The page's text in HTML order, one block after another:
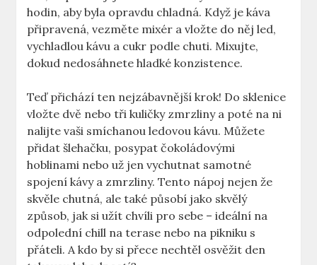
hodin, aby byla opravdu chladná. Když je káva‍
připravená, vezměte mixér a vložte do něj led,
vychladlou kávu a⁣ cukr podle chuti. Mixujte,
dokud nedosáhnete⁣ hladké konzistence.
Teď přichází ten nejzábavnější krok! ‍Do sklenice
vložte dvě nebo tři kuličky zmrzliny a poté na ni
nalijte ⁢vaši smíchanou‌ ledovou kávu. Můžete
přidat ⁢šlehačku, posypat čokoládovými
hoblinami nebo už jen vychutnat samotné
spojení ‍kávy a zmrzliny. Tento nápoj nejen že
skvěle chutná, ale také působí jako skvělý
způsob,⁤ jak si užít chvíli pro sebe – ideální na
odpolední ⁤chill na⁢ terase nebo⁣ na pikniku s
přáteli. A kdo by ⁢si přece nechtěl osvěžit⁤ den